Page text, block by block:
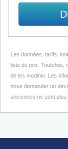
Les données, tarifs,
liste de prix. Toutefois,
de les modifier. Les
nous demander un
anciennes ne sont plus